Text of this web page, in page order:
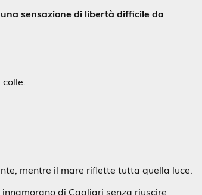
una sensazione di libertà difficile da
mentre il mare riflette tutta quella luce.
di Cagliari senza riuscire